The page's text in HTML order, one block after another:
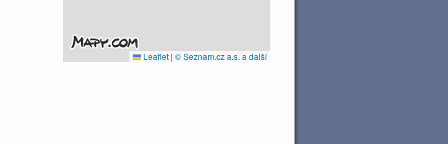
Leaflet | © Seznam.cz a.s. a další